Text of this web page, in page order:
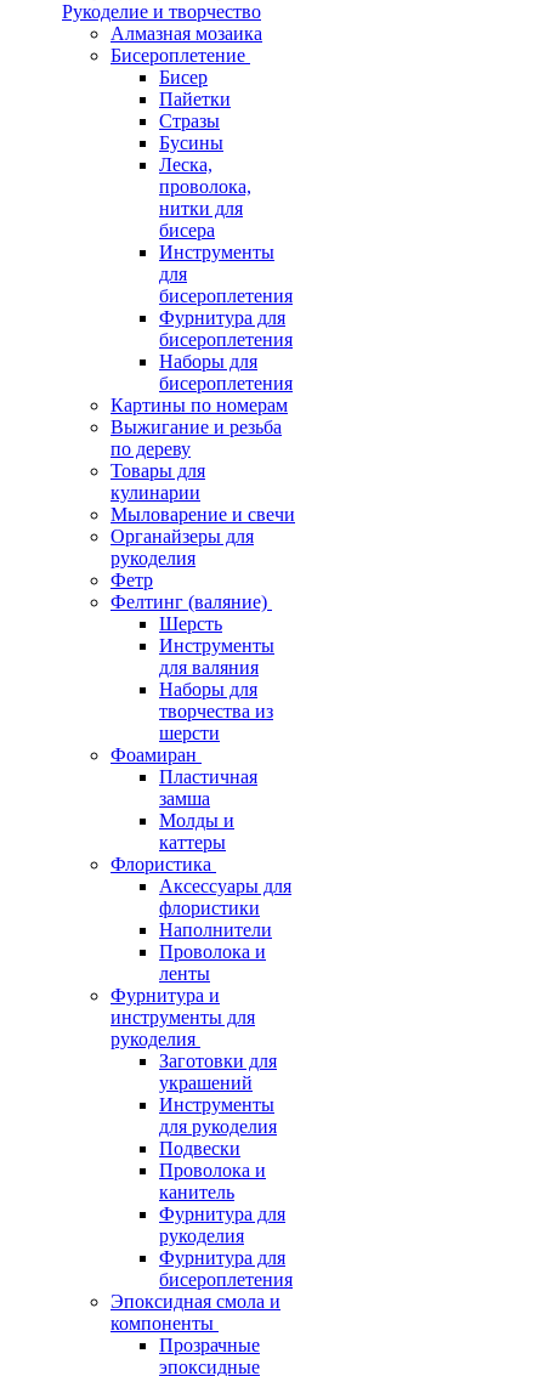
Рукоделие и творчество
Алмазная мозаика
Бисероплетение
Бисер
Пайетки
Стразы
Бусины
Леска,
проволока,
нитки для
бисера
Инструменты
для
бисероплетения
Фурнитура для
бисероплетения
Наборы для
бисероплетения
Картины по номерам
Выжигание и резьба
по дереву
Товары для
кулинарии
Мыловарение и свечи
Органайзеры для
рукоделия
Фетр
Фелтинг (валяние)
Шерсть
Инструменты
для валяния
Наборы для
творчества из
шерсти
Фоамиран
Пластичная
замша
Молды и
каттеры
Флористика
Аксессуары для
флористики
Наполнители
Проволока и
ленты
Фурнитура и
инструменты для
рукоделия
Заготовки для
украшений
Инструменты
для рукоделия
Подвески
Проволока и
канитель
Фурнитура для
рукоделия
Фурнитура для
бисероплетения
Эпоксидная смола и
компоненты
Прозрачные
эпоксидные